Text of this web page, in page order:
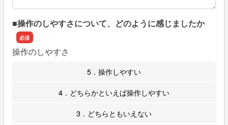
■操作のしやすさについて、どのように感じましたか
操作のしやすさ
5．操作しやすい
4．どちらかといえば操作しやすい
3．どちらともいえない